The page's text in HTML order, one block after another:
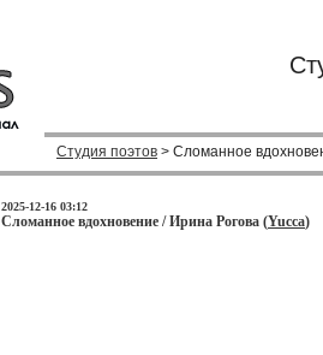
Студия поэтов > Сломанное
2025-12-16 03:12
Сломанное вдохновение / Ирина Рогова (Yucca)